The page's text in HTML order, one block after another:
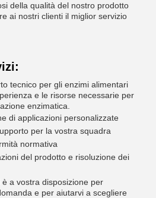
della qualità del nostro prodotto
ai nostri clienti il miglior servizio
tecnico per gli enzimi alimentari
e le risorse necessarie per
enzimatica.
di applicazioni personalizzate
per la vostra squadra
normativa
del prodotto e risoluzione dei
a vostra disposizione per
e per aiutarvi a scegliere